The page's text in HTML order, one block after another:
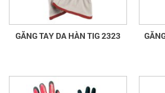
GĂNG TAY DA HÀN TIG 2323